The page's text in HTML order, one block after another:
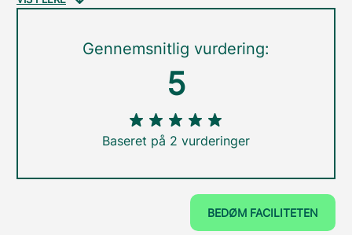
Gennemsnitlig vurdering:
5
Baseret på 2 vurderinger
BEDØM FACILITETEN